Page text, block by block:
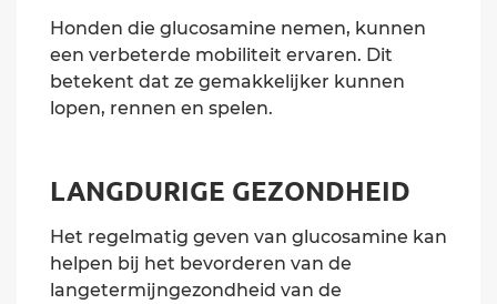
Honden die glucosamine nemen, kunnen
een verbeterde mobiliteit ervaren. Dit
betekent dat ze gemakkelijker kunnen
lopen, rennen en spelen.
LANGDURIGE GEZONDHEID
Het regelmatig geven van glucosamine kan
helpen bij het bevorderen van de
langetermijngezondheid van de